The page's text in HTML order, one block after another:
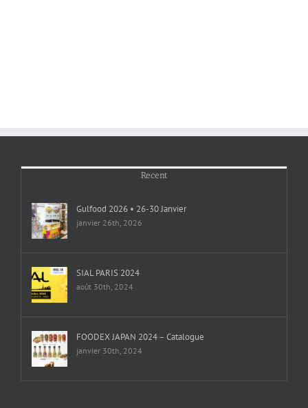
Recent
Gulfood 2026 • 26-30 Janvier
janvier 26th, 2026
SIAL PARIS 2024
août 30th, 2024
FOODEX JAPAN 2024 – Catalogue
janvier 30th, 2024